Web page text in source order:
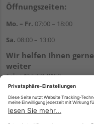
Öffnungszeiten:
Mo. – Fr. 07:00 – 18:00
Sa. 08:00 – 13:00
Wir helfen Ihnen gerne
weiter
Tel.:+49 5771 9150
E-Mail:info@holz-hassfeld.de
WhatsApp